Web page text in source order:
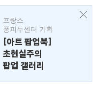
프랑스
퐁피두센터 기획
[아트 팝업북]
초현실주의
팝업 갤러리